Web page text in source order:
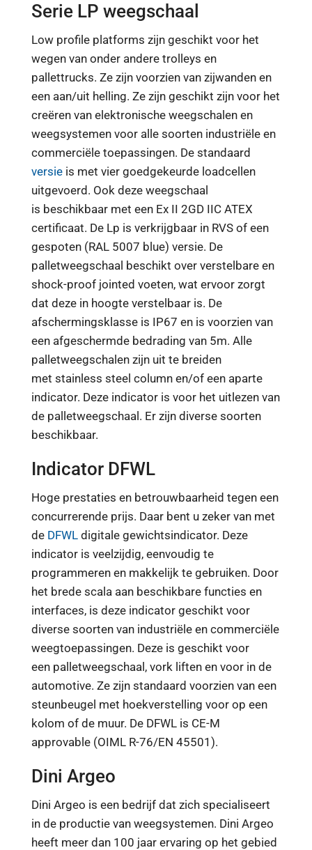
Serie LP weegschaal
Low profile platforms zijn geschikt voor het
wegen van onder andere trolleys en
pallettrucks. Ze zijn voorzien van zijwanden en
een aan/uit helling. Ze zijn geschikt zijn voor het
creëren van elektronische weegschalen en
weegsystemen voor alle soorten industriële en
commerciële toepassingen. De standaard
versieis met vier goedgekeurde loadcellen
uitgevoerd. Ook deze weegschaal
is beschikbaar met een Ex II 2GD IIC ATEX
certificaat. De Lp is verkrijgbaar in RVS of een
gespoten (RAL 5007 blue) versie. De
palletweegschaal beschikt over verstelbare en
shock-proof jointed voeten, wat ervoor zorgt
dat deze in hoogte verstelbaar is. De
afschermingsklasse is IP67 en is voorzien van
een afgeschermde bedrading van 5m. Alle
palletweegschalen zijn uit te breiden
met stainless steel column en/of een aparte
indicator. Deze indicator is voor het uitlezen van
de palletweegschaal. Er zijn diverse soorten
beschikbaar.
Indicator DFWL
Hoge prestaties en betrouwbaarheid tegen een
concurrerende prijs. Daar bent u zeker van met
de DFWL digitale gewichtsindicator. Deze
indicator is veelzijdig, eenvoudig te
programmeren en makkelijk te gebruiken. Door
het brede scala aan beschikbare functies en
interfaces, is deze indicator geschikt voor
diverse soorten van industriële en commerciële
weegtoepassingen. Deze is geschikt voor
een palletweegschaal, vork liften en voor in de
automotive. Ze zijn standaard voorzien van een
steunbeugel met hoekverstelling voor op een
kolom of de muur. De DFWL is CE-M
approvable (OIML R-76/EN 45501).
Dini Argeo
Dini Argeo is een bedrijf dat zich specialiseert
in de productie van weegsystemen. Dini Argeo
heeft meer dan 100 jaar ervaring op het gebied